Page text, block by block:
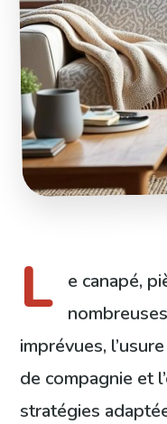
L
e canapé,
imprévues,
de compagnie et
stratégies